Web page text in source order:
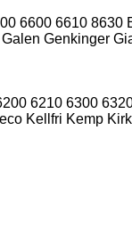
6600 6610 8630
Galen Genkinger
6210 6300
Kellfri Kemp Kirk